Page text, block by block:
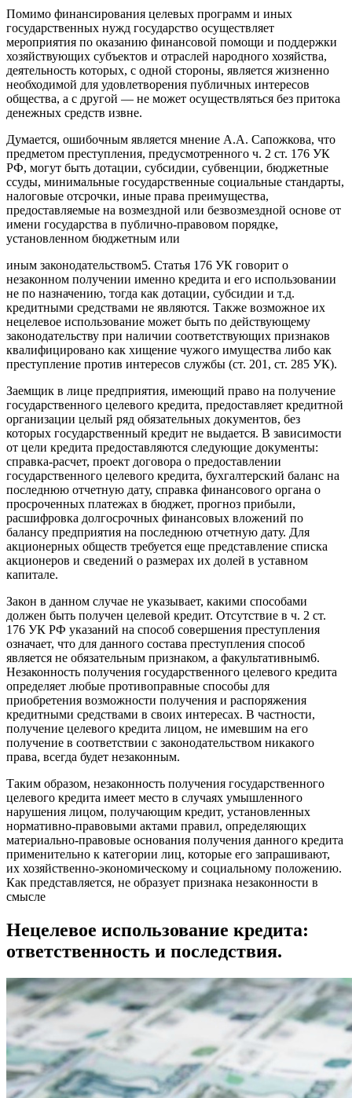
Помимо финансирования целевых программ и иных
государственных нужд государство осуществляет
мероприятия по оказанию финансовой помощи и поддержки
хозяйствующих субъектов и отраслей народного хозяйства,
деятельность которых, с одной стороны, является жизненно
необходимой для удовлетворения публичных интересов
общества, а с другой — не может осуществляться без притока
денежных средств извне.
Думается, ошибочным является мнение А.А. Сапожкова, что
предметом преступления, предусмотренного ч. 2 ст. 176 УК
РФ, могут быть дотации, субсидии, субвенции, бюджетные
ссуды, минимальные государственные социальные стандарты,
налоговые отсрочки, иные права преимущества,
предоставляемые на возмездной или безвозмездной основе от
имени государства в публично-правовом порядке,
установленном бюджетным или
иным законодательством5. Статья 176 УК говорит о
незаконном получении именно кредита и его использовании
не по назначению, тогда как дотации, субсидии и т.д.
кредитными средствами не являются. Также возможное их
нецелевое использование может быть по действующему
законодательству при наличии соответствующих признаков
квалифицировано как хищение чужого имущества либо как
преступление против интересов службы (ст. 201, ст. 285 УК).
Заемщик в лице предприятия, имеющий право на получение
государственного целевого кредита, предоставляет кредитной
организации целый ряд обязательных документов, без
которых государственный кредит не выдается. В зависимости
от цели кредита предоставляются следующие документы:
справка-расчет, проект договора о предоставлении
государственного целевого кредита, бухгалтерский баланс на
последнюю отчетную дату, справка финансового органа о
просроченных платежах в бюджет, прогноз прибыли,
расшифровка долгосрочных финансовых вложений по
балансу предприятия на последнюю отчетную дату. Для
акционерных обществ требуется еще представление списка
акционеров и сведений о размерах их долей в уставном
капитале.
Закон в данном случае не указывает, какими способами
должен быть получен целевой кредит. Отсутствие в ч. 2 ст.
176 УК РФ указаний на способ совершения преступления
означает, что для данного состава преступления способ
является не обязательным признаком, а факультативным6.
Незаконность получения государственного целевого кредита
определяет любые противоправные способы для
приобретения возможности получения и распоряжения
кредитными средствами в своих интересах. В частности,
получение целевого кредита лицом, не имевшим на его
получение в соответствии с законодательством никакого
права, всегда будет незаконным.
Таким образом, незаконность получения государственного
целевого кредита имеет место в случаях умышленного
нарушения лицом, получающим кредит, установленных
нормативно-правовыми актами правил, определяющих
материально-правовые основания получения данного кредита
применительно к категории лиц, которые его запрашивают,
их хозяйственно-экономическому и социальному положению.
Как представляется, не образует признака незаконности в
смысле
Нецелевое использование кредита:
ответственность и последствия.